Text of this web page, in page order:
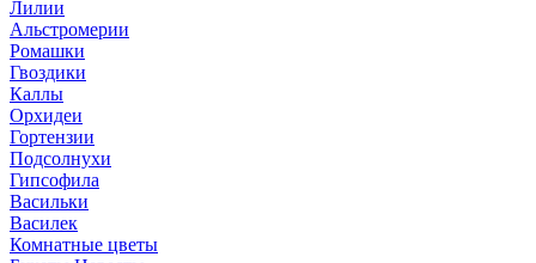
Лилии
Альстромерии
Ромашки
Гвоздики
Каллы
Орхидеи
Гортензии
Подсолнухи
Гипсофила
Васильки
Василек
Комнатные цветы